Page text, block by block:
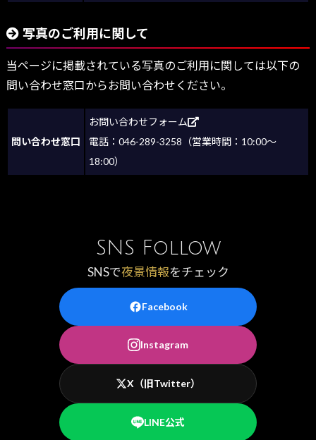
写真のご利用に関して
当ページに掲載されている写真のご利用に関しては以下の
問い合わせ窓口からお問い合わせください。
問い合わせ窓口
お問い合わせフォーム
電話：046-289-3258（営業時間：10:00～
18:00）
SNS Follow
SNSで夜景情報をチェック
Facebook
Instagram
X（旧Twitter）
LINE公式